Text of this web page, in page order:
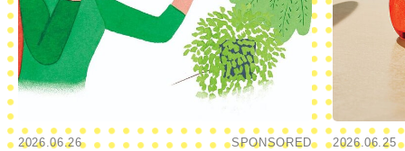
2026.06.26 SPONSORED 2026.06.25